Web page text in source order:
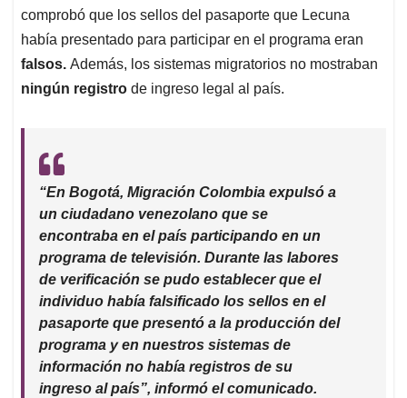
comprobó que los sellos del pasaporte que Lecuna
había presentado para participar en el programa eran
falsos. Además, los sistemas migratorios no mostraban
ningún registro de ingreso legal al país.
“En Bogotá, Migración Colombia expulsó a
un ciudadano venezolano que se
encontraba en el país participando en un
programa de televisión. Durante las labores
de verificación se pudo establecer que el
individuo había falsificado los sellos en el
pasaporte que presentó a la producción del
programa y en nuestros sistemas de
información no había registros de su
ingreso al país”, informó el comunicado.